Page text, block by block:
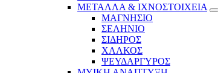
ΜΕΤΑΛΛΑ & ΙΧΝΟΣΤΟΙΧΕΙΑ
ΜΑΓΝΗΣΙΟ
ΣΕΛΗΝΙΟ
ΣΙΔΗΡΟΣ
ΧΑΛΚΟΣ
ΨΕΥΔΑΡΓΥΡΟΣ